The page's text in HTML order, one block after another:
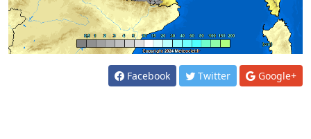
Facebook Twitter Google+